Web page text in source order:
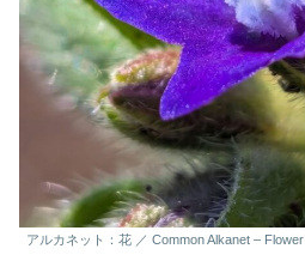
アルカネット：花 ／ Common Alkanet – Flower